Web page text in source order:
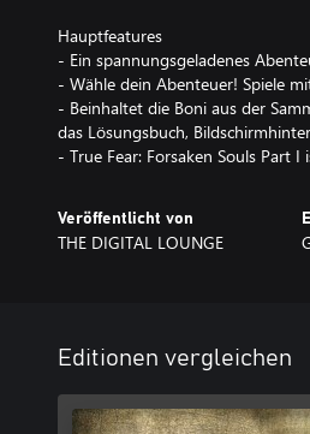
Hauptfeatures
- Ein spannungsgeladenes
- Wähle dein Abenteuer! Spiele
- Beinhaltet die Boni aus der
das Lösungsbuch,
- True Fear: Forsaken Souls Part
Veröffentlicht von
THE DIGITAL LOUNGE
Editionen vergleichen